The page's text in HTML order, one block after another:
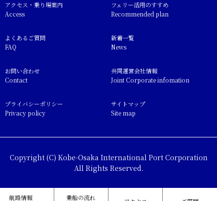
アクセス・乗り場案内
Access
フェリー活用のすすめ
Recommended plan
よくあるご質問
FAQ
新着一覧
News
お問い合わせ
Contact
共同運営会社情報
Joint Corporate infomation
プライバシーポリシー
Privacy policy
サイトマップ
Site map
Copyright (C) Kobe-Osaka International Port Corporation
All Rights Reserved.
航路情報 乗船の流れ